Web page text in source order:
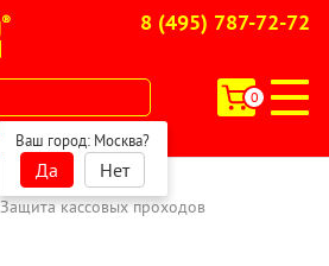
8 (495) 787-72-72
0
Ваш город: Москва?
Да Нет
Защита кассовых проходов